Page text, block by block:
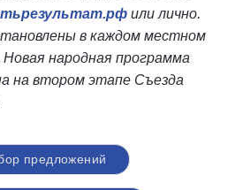
или лично.
в каждом местном
народная программа
на втором этапе Съезда
предложений